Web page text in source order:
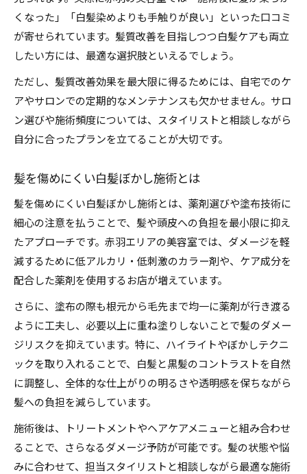
くなった」「白髪染めよりも手触りが良い」といった口コミ
が寄せられています。髪質改善を目指しつつ白髪ケアも両立
したい方には、最適な選択肢といえるでしょう。
ただし、髪質改善効果を最大限に得るためには、自宅でのケ
アやサロンでの定期的なメンテナンスも欠かせません。サロ
ン選びや施術頻度については、スタイリストと相談しながら
自分に合ったプランを立てることが大切です。
髪を傷めにくい白髪ぼかし施術とは
髪を傷めにくい白髪ぼかし施術とは、薬剤選びや塗布技術に
細心の注意を払うことで、髪や頭皮への負担を最小限に抑え
たアプローチです。赤羽エリアの美容室では、ダメージを軽
減するために低アルカリ・低刺激のカラー剤や、ケア成分を
配合した薬剤を使用するお店が増えています。
さらに、塗布の際も根元から毛先まで均一に薬剤が行き渡る
ように工夫し、必要以上に重ね塗りしないことで髪のダメー
ジリスクを抑えています。特に、ハイライトやぼかしテクニ
ックを取り入れることで、白髪と黒髪のコントラストを自然
に調整し、全体的な仕上がりの明るさや透明感を保ちながら
髪への負担を減らしています。
施術後は、トリートメントやヘアケアメニューと組み合わせ
ることで、さらなるダメージ予防が可能です。髪の状態や悩
みに合わせて、担当スタイリストと相談しながら最適な施術